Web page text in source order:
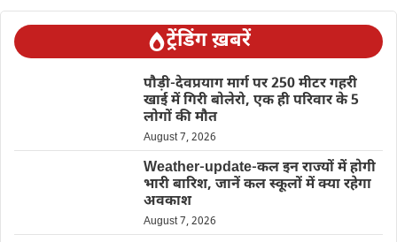
ट्रेंडिंग ख़बरें
पौड़ी-देवप्रयाग मार्ग पर 250 मीटर गहरी
खाई में गिरी बोलेरो, एक ही परिवार के 5
लोगों की मौत
August 7, 2026
Weather-update-कल इन राज्यों में होगी
भारी बारिश, जानें कल स्कूलों में क्या रहेगा
अवकाश
August 7, 2026